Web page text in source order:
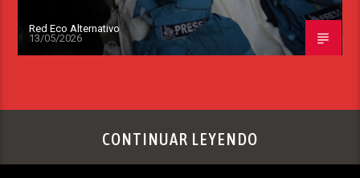
Red Eco Alternativo
13/05/2026
CONTINUAR LEYENDO